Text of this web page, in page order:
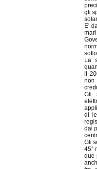
gli
E'
La
il
non
Gli
di
dal
Gli
45°
due